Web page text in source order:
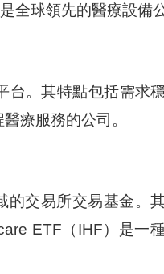
全球領先的醫療設備公
。其特點包括需求
療服務的公司。
交易所交易基金。
ETF（IHF）是一